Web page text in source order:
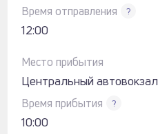
Время отправления ?
12:00
Место прибытия
Центральный автовокзал
Время прибытия ?
10:00